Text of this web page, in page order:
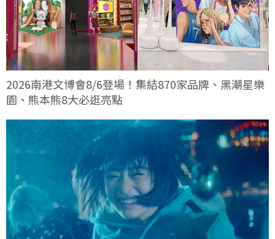
2026南港文博會8/6登場！集結870家品牌、黑潮星樂
園、熊本熊8大必逛亮點